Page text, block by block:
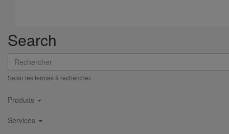
Search
Rechercher
Saisir les termes à rechercher.
Main
navigation
Produits
Services